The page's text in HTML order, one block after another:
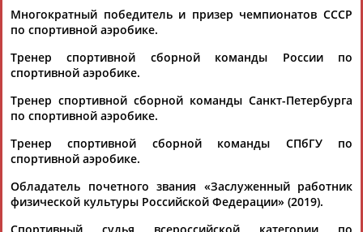
Дмитрий
АБАРЕНОВ
Тамилла
АБАСОВА
Рамазан
АБАЧАРАЕВ
Ростом
Флюра
АББАТЕ-
АББЯСОВА
АБДИКАРИМОВААБДРАХМАНОВ
Многократный победитель и призер чемпионатов СССР
по спортивной аэробике.
Тренер спортивной сборной команды России по
спортивной аэробике.
Тренер спортивной сборной команды Санкт-Петербурга
по спортивной аэробике.
Тренер спортивной сборной команды СПбГУ по
спортивной аэробике.
Обладатель почетного звания «Заслуженный работник
физической культуры Российской Федерации» (2019).
Спортивный судья всероссийской категории по